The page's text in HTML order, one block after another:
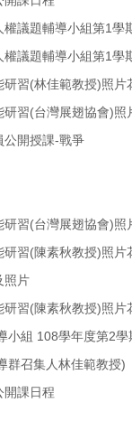
議題輔導小組第1學
議題輔導小組第1學
習(林佳範教授)照片
習(台灣展翅協會)照
公開授課-戰爭
習(台灣展翅協會)照
習(陳素秋教授)照片
照片
習(陳素秋教授)照片
小組 108學年度第2學
群召集人林佳範教授)
開課日程